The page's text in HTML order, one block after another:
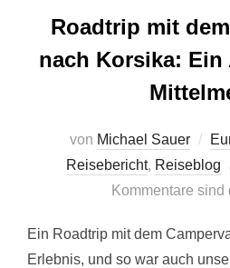
Roadtrip mit
nach Korsika: Ein
von Michael Sauer
Reisebericht, Reiseblog
Kommentare sind
Ein Roadtrip mit dem
Erlebnis, und so war auch